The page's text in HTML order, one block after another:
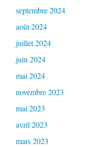
septembre 2024
août 2024
juillet 2024
juin 2024
mai 2024
novembre 2023
mai 2023
avril 2023
mars 2023